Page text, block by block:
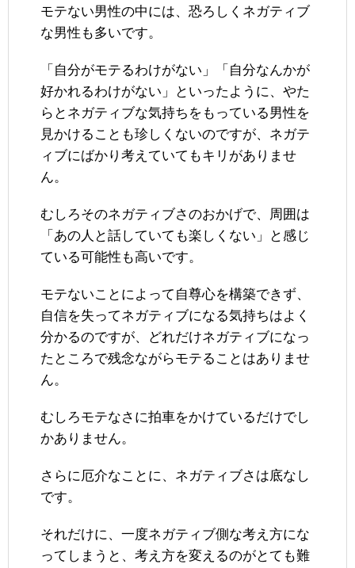
モテない男性の中には、恐ろしくネガティブ
な男性も多いです。
「自分がモテるわけがない」「自分なんかが
好かれるわけがない」といったように、やた
らとネガティブな気持ちをもっている男性を
見かけることも珍しくないのですが、ネガテ
ィブにばかり考えていてもキリがありませ
ん。
むしろそのネガティブさのおかげで、周囲は
「あの人と話していても楽しくない」と感じ
ている可能性も高いです。
モテないことによって自尊心を構築できず、
自信を失ってネガティブになる気持ちはよく
分かるのですが、どれだけネガティブになっ
たところで残念ながらモテることはありませ
ん。
むしろモテなさに拍車をかけているだけでし
かありません。
さらに厄介なことに、ネガティブさは底なし
です。
それだけに、一度ネガティブ側な考え方にな
ってしまうと、考え方を変えるのがとても難